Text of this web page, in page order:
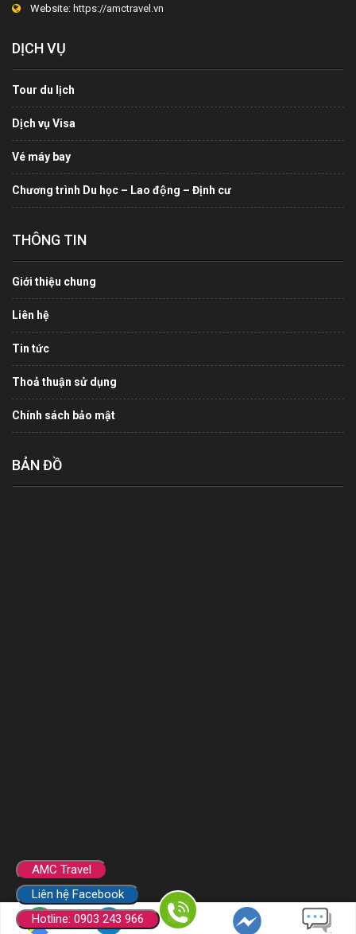
Website: https://amctravel.vn
DỊCH VỤ
Tour du lịch
Dịch vụ Visa
Vé máy bay
Chương trình Du học – Lao động – Định cư
THÔNG TIN
Giới thiệu chung
Liên hệ
Tin tức
Thoả thuận sử dụng
Chính sách bảo mật
BẢN ĐỒ
Copyright © 2020 AMC GROUP
AMC Travel
Liên hệ Facebook
Hotline: 0903 243 966